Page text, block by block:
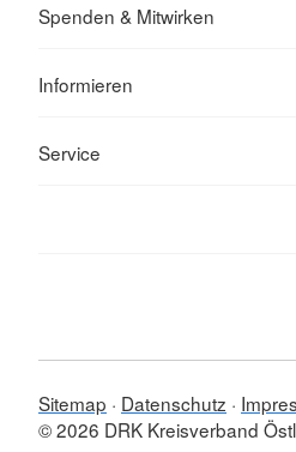
Spenden & Mitwirken
Informieren
Service
Sitemap Datenschutz
© 2026 DRK Kreisverband